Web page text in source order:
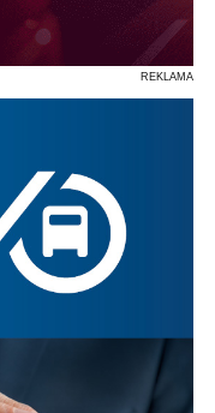
REKLAMA